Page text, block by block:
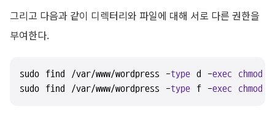
그리고 다음과 같이 디렉터리와 파일에 대해 서로 다른 권한을
부여한다.
sudo find /var/www/wordpress -type d -exec chmod
sudo find /var/www/wordpress -type f -exec chmod